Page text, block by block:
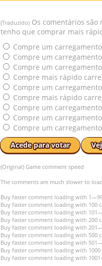
(Traduzido) Os comentários
tenho que comprar mais
Compre um
Compre um
Compre um
Compre mais rápido
Compre um
Compre mais rápido
Compre um
Compre um
Compre um
Acede para votar
(Original) Game comment speed
The comments are much slower to
Buy faster comment loading with
Buy faster comment loading with 100
Buy faster comment loading with
Buy faster comment loading with 200
Buy faster comment loading with
Buy faster comment loading with 500
Buy faster comment loading with
Buy faster comment loading with 1000
Buy faster comment loading with